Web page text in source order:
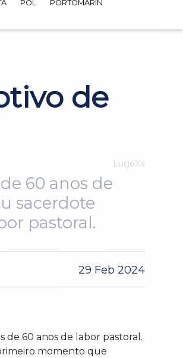
POL
PORTOMARÍN
de
LugoXa
60 anos de
sacerdote
pastoral.
29 Feb 2024
60 anos de labor pastoral.
momento que